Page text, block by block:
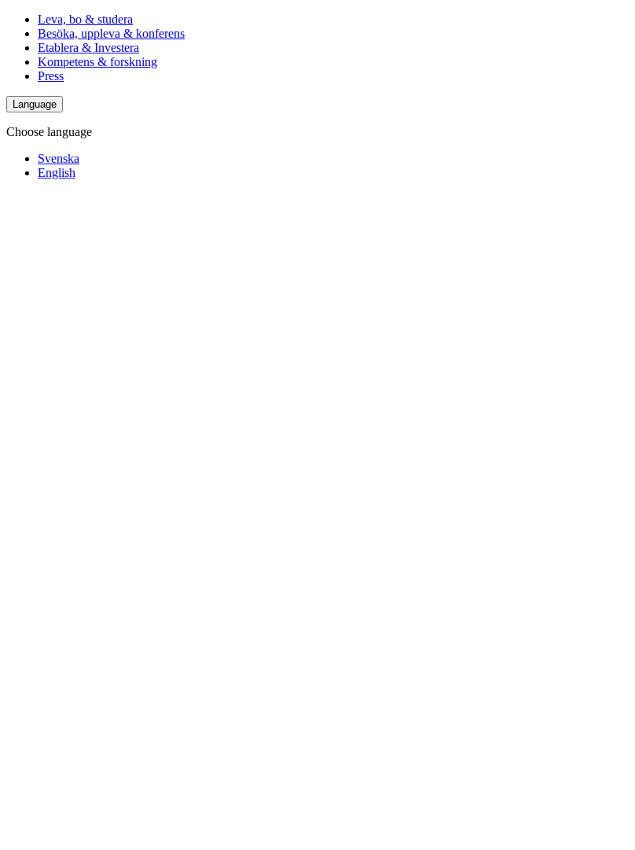
Leva, bo & studera
Besöka, uppleva & konferens
Etablera & Investera
Kompetens & forskning
Press
Language
Choose language
Svenska
English